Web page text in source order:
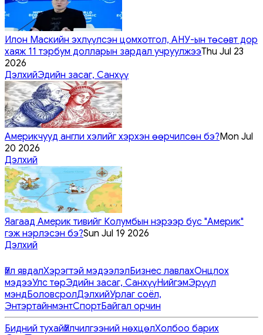
Илон Маскийн эхлүүлсэн цомхотгол, АНУ-ын төсөвт дор
хаяж 11 тэрбум долларын зардал учруулжээThu Jul 23
2026
ДэлхийЭдийн засаг, Санхүү
Америкчууд англи хэлийг хэрхэн өөрчилсөн бэ?Mon Jul
20 2026
Дэлхий
Яагаад Америк тивийг Колумбын нэрээр бус "Америк"
гэж нэрлэсэн бэ?Sun Jul 19 2026
Дэлхий
Үйл явдалХэрэгтэй мэдээлэлБизнес лавлахОнцлох
мэдээУлс төрЭдийн засаг, СанхүүНийгэмЭрүүл
мэндБоловсролДэлхийУрлаг соёл,
ЭнтэртайнмэнтСпортБайгал орчин
Бидний тухайҮйлчилгээний нөхцөлХолбоо барих